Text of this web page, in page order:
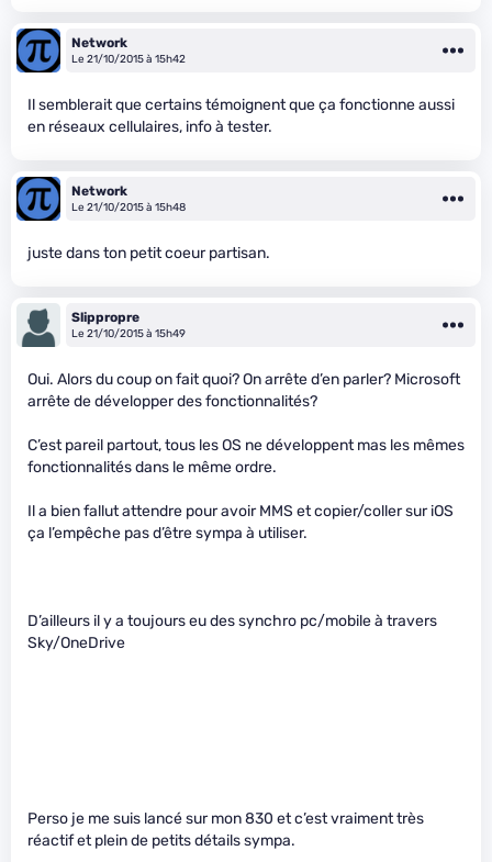
Network
Le 21/10/2015 à 15h42
Il semblerait que certains témoignent que ça fonctionne aussi
en réseaux cellulaires, info à tester.
Network
Le 21/10/2015 à 15h48
juste dans ton petit coeur partisan.
Slippropre
Le 21/10/2015 à 15h49
Oui. Alors du coup on fait quoi? On arrête d’en parler? Microsoft
arrête de développer des fonctionnalités?
C’est pareil partout, tous les OS ne développent mas les mêmes
fonctionnalités dans le même ordre.
Il a bien fallut attendre pour avoir MMS et copier/coller sur iOS
ça l’empêche pas d’être sympa à utiliser.
D’ailleurs il y a toujours eu des synchro pc/mobile à travers
Sky/OneDrive
Perso je me suis lancé sur mon 830 et c’est vraiment très
réactif et plein de petits détails sympa.